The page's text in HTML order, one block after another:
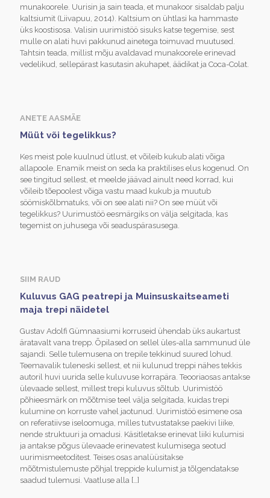
munakoorele. Uurisin ja sain teada, et munakoor sisaldab palju
kaltsiumit (Liivapuu, 2014). Kaltsium on ühtlasi ka hammaste
üks koostisosa. Valisin uurimistöö sisuks katse tegemise, sest
mulle on alati huvi pakkunud ainetega toimuvad muutused.
Tahtsin teada, millist mõju avaldavad munakoorele erinevad
vedelikud, sellepärast kasutasin akuhapet, äädikat ja Coca-Colat.
ANETE AASMÄE
Müüt või tegelikkus?
Kes meist pole kuulnud ütlust, et võileib kukub alati võiga
allapoole. Enamik meist on seda ka praktilises elus kogenud. On
see tingitud sellest, et meelde jäävad ainult need korrad, kui
võileib tõepoolest võiga vastu maad kukub ja muutub
söömiskõlbmatuks, või on see alati nii? On see müüt või
tegelikkus? Uurimustöö eesmärgiks on välja selgitada, kas
tegemist on juhusega või seaduspärasusega.
SIIM RAUD
Kuluvus GAG peatrepi ja Muinsuskaitseameti
maja trepi näidetel
Gustav Adolfi Gümnaasiumi korruseid ühendab üks aukartust
äratavalt vana trepp. Õpilased on sellel üles-alla sammunud üle
sajandi. Selle tulemusena on trepile tekkinud suured lohud.
Teemavalik tuleneski sellest, et nii kulunud treppi nähes tekkis
autoril huvi uurida selle kuluvuse korrapära. Teooriaosas antakse
ülevaade sellest, millest trepi kuluvus sõltub. Uurimistöö
põhieesmärk on mõõtmise teel välja selgitada, kuidas trepi
kulumine on korruste vahel jaotunud. Uurimistöö esimene osa
on referatiivse iseloomuga, milles tutvustatakse paekivi liike,
nende struktuuri ja omadusi. Käsitletakse erinevat liiki kulumisi
ja antakse põgus ülevaade erinevatest kulumisega seotud
uurimismeetoditest. Teises osas analüüsitakse
mõõtmistulemuste põhjal treppide kulumist ja tõlgendatakse
saadud tulemusi. Vaatluse alla […]